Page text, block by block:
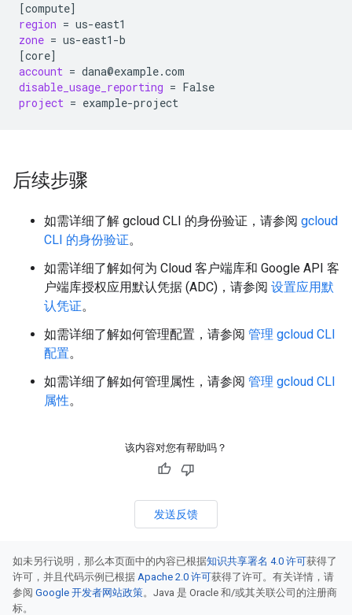
[compute]
region =
zone =
[core]
account =
disable_usage_reporting =
project =
后续步骤
如需详细了解 gcloud CLI 的身份验证，请参阅 gcloud
CLI 的身份验证。
如需详细了解如何为 Cloud 客户端库和 Google API 客
户端库授权应用默认凭据 (ADC)，请参阅 设置应用默
认凭证。
如需详细了解如何管理配置，请参阅 管理 gcloud CLI
配置。
如需详细了解如何管理属性，请参阅 管理 gcloud CLI
属性。
该内容对您有帮助吗？
发送反馈
如未另行说明，那么本页面中的内容已根据知识共享署名 4.0 许可获得了
许可，并且代码示例已根据 Apache 2.0 许可获得了许可。有关详情，请
参阅 Google 开发者网站政策。Java 是 Oracle 和/或其关联公司的注册商
标。